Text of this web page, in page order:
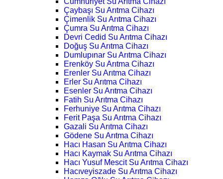
Çaybaşı Su Arıtma Cihazı
Çimenlik Su Arıtma Cihazı
Çumra Su Arıtma Cihazı
Devri Cedid Su Arıtma Cihazı
Doğuş Su Arıtma Cihazı
Dumlupınar Su Arıtma Cihazı
Erenköy Su Arıtma Cihazı
Erenler Su Arıtma Cihazı
Erler Su Arıtma Cihazı
Esenler Su Arıtma Cihazı
Fatih Su Arıtma Cihazı
Ferhuniye Su Arıtma Cihazı
Ferit Paşa Su Arıtma Cihazı
Gazali Su Arıtma Cihazı
Gödene Su Arıtma Cihazı
Hacı Hasan Su Arıtma Cihazı
Hacı Kaymak Su Arıtma Cihazı
Hacı Yusuf Mescit Su Arıtma Cihazı
Hacıveyiszade Su Arıtma Cihazı